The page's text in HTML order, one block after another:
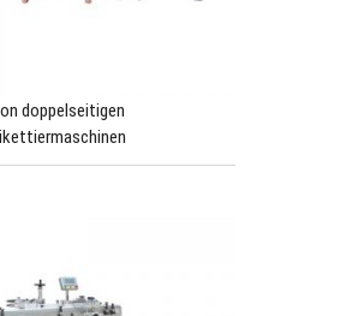
doppelseitigen